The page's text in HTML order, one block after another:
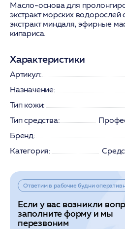
Масло-основа для
экстракт морских водорослей
экстракт миндаля, эфирные
кипариса.
Характеристики
Артикул:
Назначение:
Тип кожи:
Тип средства:
Бренд:
Категория:
Ответим в рабочие будни
Если у вас возникли
заполните форму и мы
перезвоним